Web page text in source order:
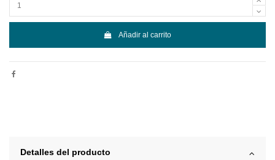
Añadir al carrito
Detalles del producto